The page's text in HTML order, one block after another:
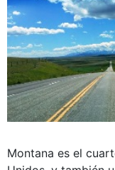
Montana es el